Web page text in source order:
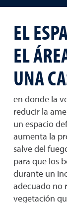
EL
EL
UNA
en donde la
reducir la
un espacio
aumenta la
salve del
para que los
durante un
adecuado no
vegetación